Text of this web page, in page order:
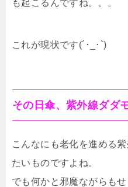
も起こるんですね。。。
これが現状です(´･_･`)
その日傘、紫外線ダダ
こんなにも老化を進める
たいものですよね。
でも何かと邪魔ながらも